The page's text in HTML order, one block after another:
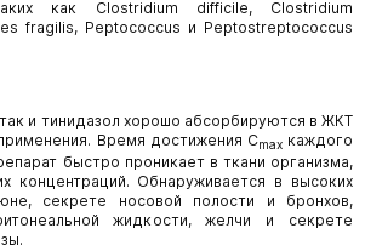
как Clostridium difficile, Clostridium
fragilis, Peptococcus и Peptostreptococcus
и тинидазол хорошо абсорбируются в ЖКТ
Время достижения Cmaxкаждого
быстро проникает в ткани организма,
концентраций. Обнаруживается в высоких
секрете носовой полости и бронхов,
жидкости, желчи и секрете